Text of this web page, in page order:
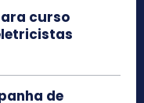
curso
de